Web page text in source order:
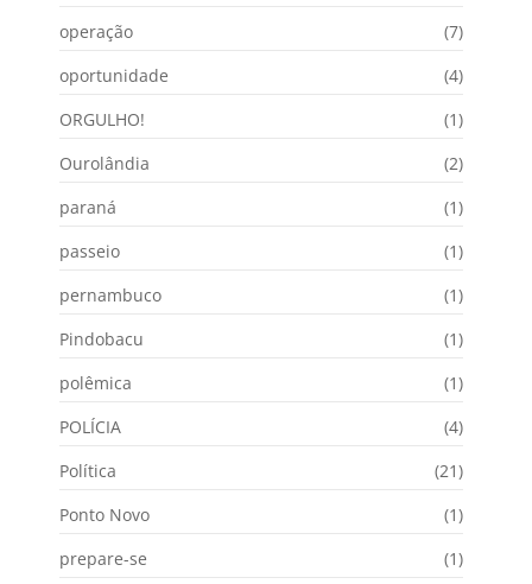
operação
(7)
oportunidade
(4)
ORGULHO!
(1)
Ourolândia
(2)
paraná
(1)
passeio
(1)
pernambuco
(1)
Pindobacu
(1)
polêmica
(1)
POLÍCIA
(4)
Política
(21)
Ponto Novo
(1)
prepare-se
(1)